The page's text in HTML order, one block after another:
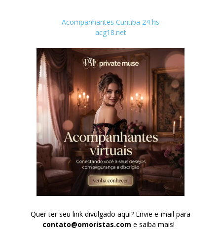
Acompanhantes Curitiba 24 hs
acg18.net
Quer ter seu link divulgado aqui? Envie e-mail para
contato@omoristas.com e saiba mais!